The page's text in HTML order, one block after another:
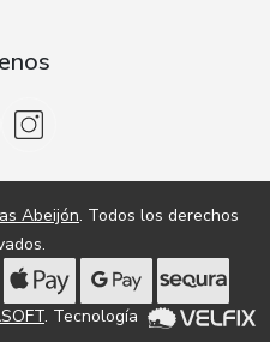
Abeijón. Todos los derechos
. Tecnología